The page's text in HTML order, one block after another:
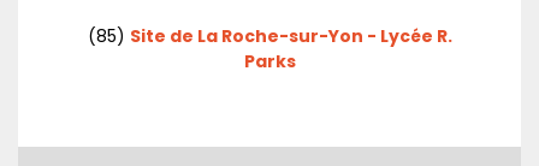
(85) Site de La Roche-sur-Yon - Lycée R.
Parks